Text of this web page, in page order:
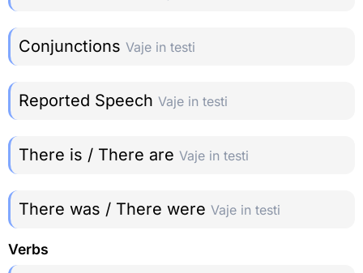
Conjunctions Vaje in testi
Reported Speech Vaje in testi
There is / There are Vaje in testi
There was / There were Vaje in testi
Verbs